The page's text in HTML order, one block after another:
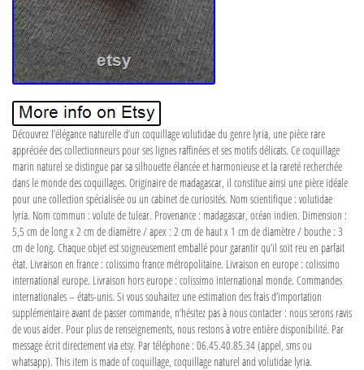
Découvrez l’élégance naturelle d’un coquillage volutidae du genre lyria, une pièce rare
appréciée des collectionneurs pour ses lignes raffinées et ses motifs délicats. Ce coquillage
marin naturel se distingue par sa silhouette élancée et harmonieuse et la rareté recherchée
dans le monde des coquillages. Originaire de madagascar, il constitue ainsi une pièce idéale
pour une collection spécialisée ou un cabinet de curiosités. Nom scientifique : volutidae
lyria. Nom commun : volute de tulear. Provenance : madagascar, océan indien. Dimension :
5,5 cm de long x 2 cm de diamètre / apex : 2 cm de haut x 1 cm de diamètre / bouche : 3
cm de long. Chaque objet est soigneusement emballé pour garantir qu’il soit reu en parfait
état. Livraison en france : colissimo france métropolitaine. Livraison en europe : colissimo
international europe. Livraison hors europe : colissimo international monde. Commandes
internationales – états-unis. Si vous souhaitez une estimation des frais d’importation
supplémentaire avant de passer commande, n’hésitez pas à nous contacter : nous serons ravis
de vous aider. Pour plus de renseignements, nous restons à votre entière disponibilité. Par
message écrit directement via etsy. Par téléphone : 06.45.40.85.34 (appel, sms ou
whatsapp). This item is made of coquillage, coquillage naturel and volutidae lyria.